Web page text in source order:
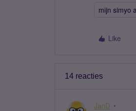
mijn simyo
Like
14 reacties
JanD